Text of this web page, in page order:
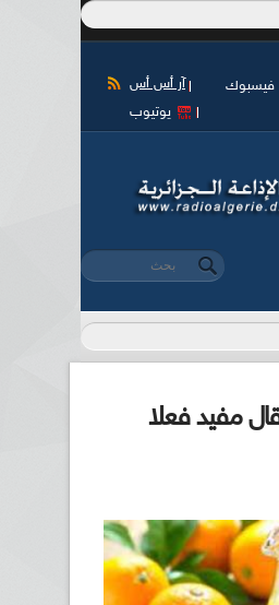
آر أس أس فيسبوك
يوتيوب
استمارة البحث
‏بحث ‏
مفيد فعلا